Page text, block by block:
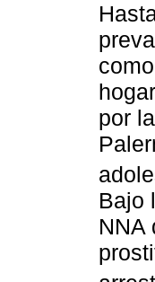
por
Bajo
NNA